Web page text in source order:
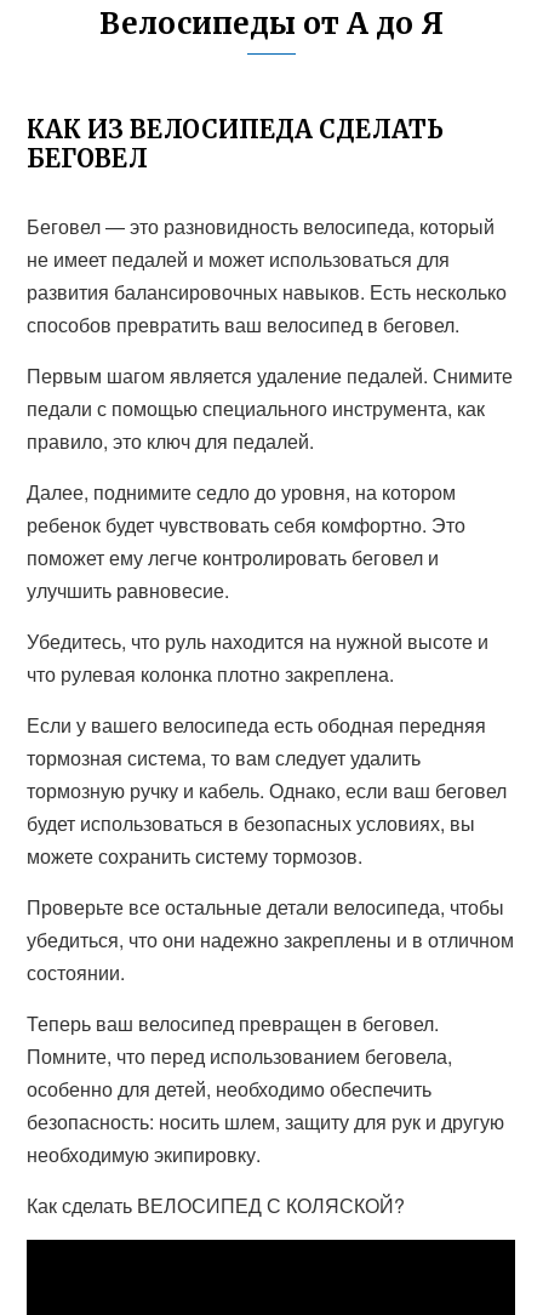
Велосипеды от А до Я
КАК ИЗ ВЕЛОСИПЕДА СДЕЛАТЬ
БЕГОВЕЛ
Беговел — это разновидность велосипеда, который
не имеет педалей и может использоваться для
развития балансировочных навыков. Есть несколько
способов превратить ваш велосипед в беговел.
Первым шагом является удаление педалей. Снимите
педали с помощью специального инструмента, как
правило, это ключ для педалей.
Далее, поднимите седло до уровня, на котором
ребенок будет чувствовать себя комфортно. Это
поможет ему легче контролировать беговел и
улучшить равновесие.
Убедитесь, что руль находится на нужной высоте и
что рулевая колонка плотно закреплена.
Если у вашего велосипеда есть ободная передняя
тормозная система, то вам следует удалить
тормозную ручку и кабель. Однако, если ваш беговел
будет использоваться в безопасных условиях, вы
можете сохранить систему тормозов.
Проверьте все остальные детали велосипеда, чтобы
убедиться, что они надежно закреплены и в отличном
состоянии.
Теперь ваш велосипед превращен в беговел.
Помните, что перед использованием беговела,
особенно для детей, необходимо обеспечить
безопасность: носить шлем, защиту для рук и другую
необходимую экипировку.
Как сделать ВЕЛОСИПЕД С КОЛЯСКОЙ?